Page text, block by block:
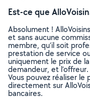
Est-ce que
Absolument !
et sans aucune
membre, qu’il soit
prestation de service
uniquement le prix de
demandeur, et l’offreur.
Vous pouvez réaliser
directement sur
bancaires.